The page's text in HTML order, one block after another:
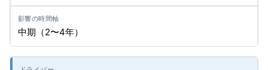
中期（2〜4年）